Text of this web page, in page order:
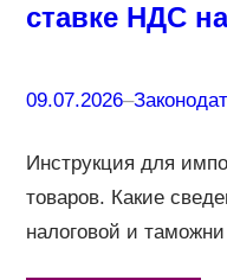
ставке НДС
09.07.2026–
Инструкция для
товаров. Какие
налоговой и